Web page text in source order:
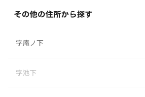
その他の住所から探す
字庵ノ下
字池下